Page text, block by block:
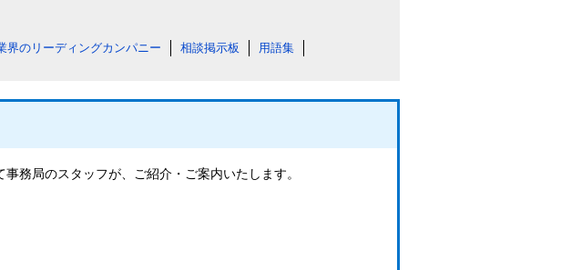
界のリーディングカンパニー 相談掲示板 用語集
務局のスタッフが、ご紹介・ご案内いたします。